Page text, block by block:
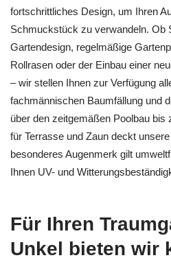
fortschrittliches Design, um Ihren
Schmuckstück zu verwandeln. Ob
Gartendesign, regelmäßige
Rollrasen oder der Einbau einer
– wir stellen Ihnen zur Verfügung
fachmännischen Baumfällung und
über den zeitgemäßen Poolbau
für Terrasse und Zaun deckt
besonderes Augenmerk gilt
Ihnen UV- und
Für Ihren
Unkel bieten wir